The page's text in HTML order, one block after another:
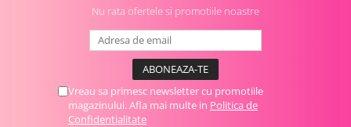
Nu rata ofertele si promotiile noastre
Vreau sa primesc newsletter cu promotiile
magazinului. Afla mai multe in Politica de
Confidentialitate